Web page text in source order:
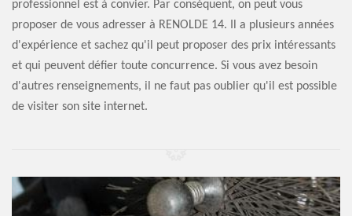
professionnel est à convier. Par conséquent, on peut vous
proposer de vous adresser à RENOLDE 14. Il a plusieurs années
d'expérience et sachez qu'il peut proposer des prix intéressants
et qui peuvent défier toute concurrence. Si vous avez besoin
d'autres renseignements, il ne faut pas oublier qu'il est possible
de visiter son site internet.